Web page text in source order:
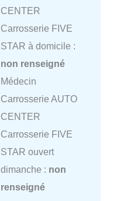
CENTER
Carrosserie FIVE
STAR à domicile :
non renseigné
Médecin
Carrosserie AUTO
CENTER
Carrosserie FIVE
STAR ouvert
dimanche : non
renseigné